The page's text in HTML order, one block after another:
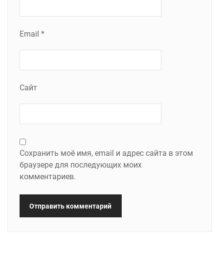
Email *
Сайт
Сохранить моё имя, email и адрес сайта в этом
браузере для последующих моих
комментариев.